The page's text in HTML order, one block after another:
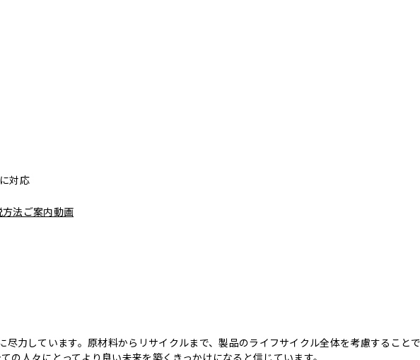
対応
方法ご案内動画
力しています。原材料からリサイクルまで、製品のライフサイクル全体を考慮すること
人々にとってより良い未来を築くきっかけになると信じています。